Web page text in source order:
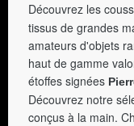
Découvrez les
tissus de grandes
amateurs d'objets
haut de gamme
étoffes signées
Découvrez notre
conçus à la main.